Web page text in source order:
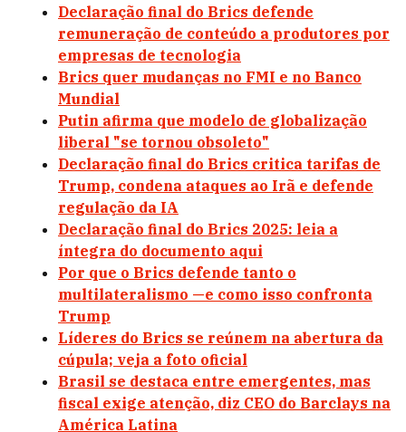
Declaração final do Brics defende
remuneração de conteúdo a produtores por
empresas de tecnologia
Brics quer mudanças no FMI e no Banco
Mundial
Putin afirma que modelo de globalização
liberal "se tornou obsoleto"
Declaração final do Brics critica tarifas de
Trump, condena ataques ao Irã e defende
regulação da IA
Declaração final do Brics 2025: leia a
íntegra do documento aqui
Por que o Brics defende tanto o
multilateralismo —e como isso confronta
Trump
Líderes do Brics se reúnem na abertura da
cúpula; veja a foto oficial
Brasil se destaca entre emergentes, mas
fiscal exige atenção, diz CEO do Barclays na
América Latina